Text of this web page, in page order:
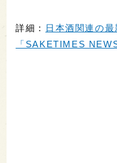
詳細： 日本酒関連の最
「SAKETIMES